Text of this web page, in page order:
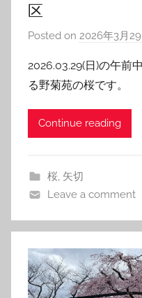
区
Posted on 2026年3月
2026.03.29(日)の午前
る野菊苑の桜です。
Continue reading
桜, 矢切
Leave a comment